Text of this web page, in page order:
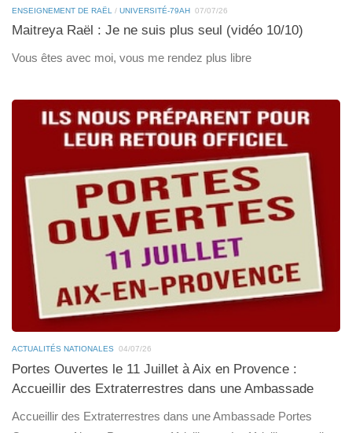
ENSEIGNEMENT DE RAËL / UNIVERSITÉ-79AH 07/07/26
Maitreya Raël : Je ne suis plus seul (vidéo 10/10)
Vous êtes avec moi, vous me rendez plus libre
ACTUALITÉS NATIONALES 04/07/26
Portes Ouvertes le 11 Juillet à Aix en Provence :
Accueillir des Extraterrestres dans une Ambassade
Accueillir des Extraterrestres dans une Ambassade Portes